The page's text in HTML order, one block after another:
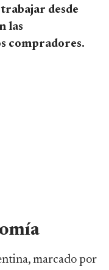
desde
las
compradores.
marcado por